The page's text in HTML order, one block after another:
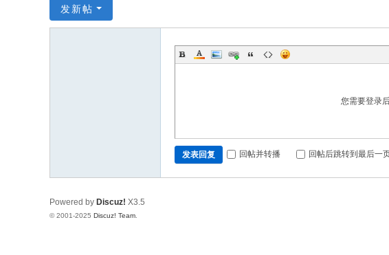
发新帖
您需要登录
发表回复 回帖并转播 回帖后跳转到最后一
Powered by Discuz! X3.5
© 2001-2025 Discuz! Team